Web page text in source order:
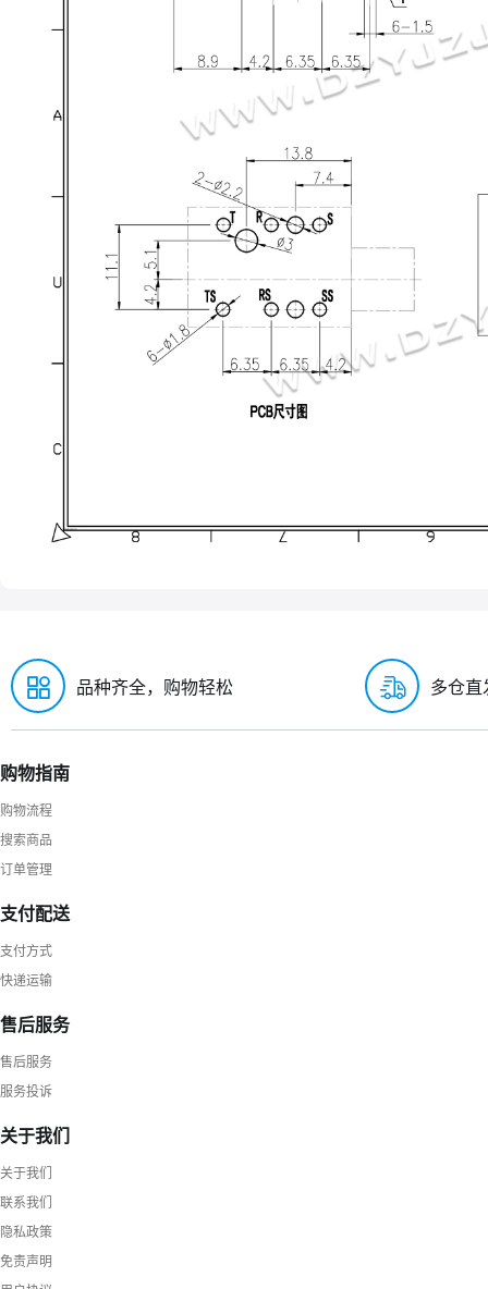
品种齐全，购物轻松 多仓直
购物指南
购物流程
搜索商品
订单管理
支付配送
支付方式
快递运输
售后服务
售后服务
服务投诉
关于我们
关于我们
联系我们
隐私政策
免责声明